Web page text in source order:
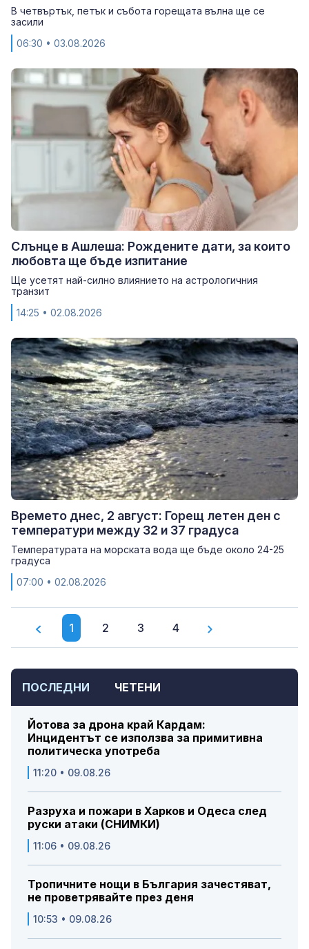
В четвъртък, петък и събота горещата вълна ще се
засили
06:30 • 03.08.2026
Слънце в Ашлеша: Рождените дати, за които
любовта ще бъде изпитание
Ще усетят най-силно влиянието на астрологичния
транзит
14:25 • 02.08.2026
Времето днес, 2 август: Горещ летен ден с
температури между 32 и 37 градуса
Температурата на морската вода ще бъде около 24-25
градуса
07:00 • 02.08.2026
1 2 3 4
ПОСЛЕДНИ ЧЕТЕНИ
Йотова за дрона край Кардам:
Инцидентът се използва за примитивна
политическа употреба
11:20 • 09.08.26
Разруха и пожари в Харков и Одеса след
руски атаки (СНИМКИ)
11:06 • 09.08.26
Тропичните нощи в България зачестяват,
не проветрявайте през деня
10:53 • 09.08.26